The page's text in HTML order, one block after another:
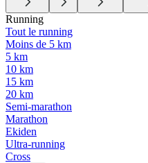
Running
Tout le running
Moins de 5 km
5 km
10 km
15 km
20 km
Semi-marathon
Marathon
Ekiden
Ultra-running
Cross